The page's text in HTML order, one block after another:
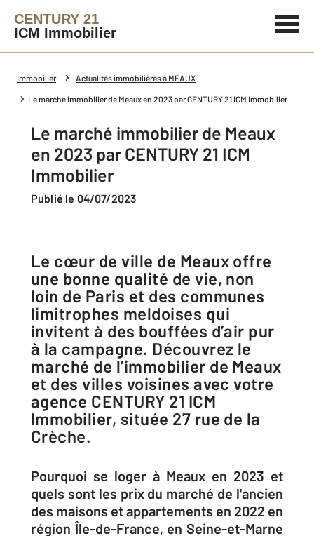
CENTURY 21
ICM Immobilier
Immobilier Actualités immobilières à MEAUX
Le marché immobilier de Meaux en 2023 par CENTURY 21 ICM Immobilier
Le marché immobilier de Meaux
en 2023 par CENTURY 21 ICM
Immobilier
Publié le 04/07/2023
Le cœur de ville de Meaux offre
une bonne qualité de vie, non
loin de Paris et des communes
limitrophes meldoises qui
invitent à des bouffées d’air pur
à la campagne. Découvrez le
marché de l’immobilier de Meaux
et des villes voisines avec votre
agence CENTURY 21 ICM
Immobilier, située 27 rue de la
Crèche.
Pourquoi se loger à Meaux en 2023 et
quels sont les prix du marché de l'ancien
des maisons et appartements en 2022 en
région Île-de-France, en Seine-et-Marne